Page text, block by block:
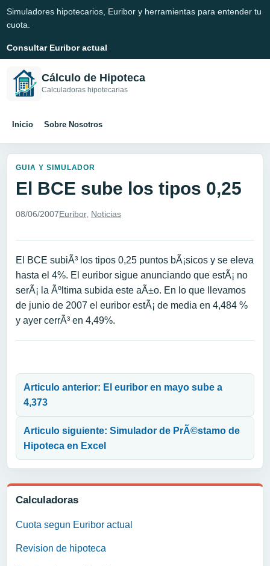
Simuladores hipotecarios, Euribor y herramientas para entender tu
cuota.
Consultar Euribor actual
Cálculo de Hipoteca
Calculadoras hipotecarias
Inicio Sobre Nosotros
Calculadoras
Cuota segun Euribor actual
Revision de hipoteca
GUIA Y SIMULADOR
El BCE sube los tipos 0,25
08/06/2007Euribor, Noticias
El BCE subiÃ³ los tipos 0,25 puntos bÃ¡sicos y se eleva
hasta el 4%. El euribor sigue anunciando que estÃ¡ no
serÃ¡ la Ãºltima subida este aÃ±o. En lo que llevamos
de junio de 2007 el euribor estÃ¡ de media en 4,484 %
y ayer cerrÃ³ en 4,49%.
Articulo anterior: El euribor en mayo sube a
4,373
Articulo siguiente: Simulador de PrÃ©stamo de
Hipoteca en Excel